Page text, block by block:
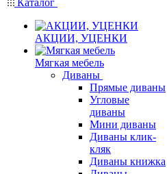
Каталог
АКЦИИ, УЦЕНКИ
Мягкая мебель
Диваны
Прямые диваны
Угловые
диваны
Мини диваны
Диваны клик-
кляк
Диваны книжка